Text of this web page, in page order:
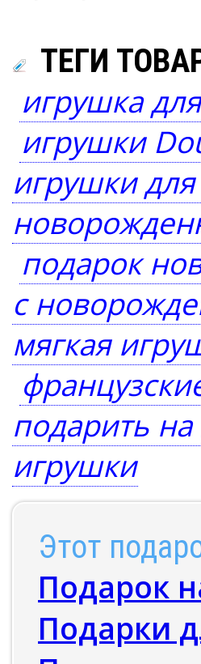
ТЕГИ
игрушка
игрушки
игрушки
подарок
с
мягкая
подарить
игрушки
Этот
Подарок
Подарки